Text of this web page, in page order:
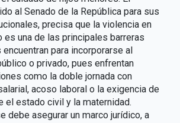
al Senado de la República para sus
precisa que la violencia en
es una de las principales barreras
para incorporarse al
o privado, pues enfrentan
como la doble jornada con
acoso laboral o la exigencia de
el estado civil y la maternidad.
debe asegurar un marco jurídico, a